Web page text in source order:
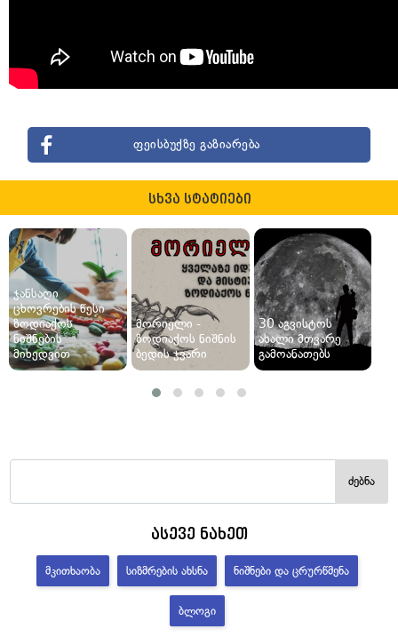
ფეისბუქზე გაზიარება
სხვა სტატიები
ჯანსაღი
ცხოვრების წესი
ზოდიაქოს
ნიშნების
მიხედვით
მორიელი -
ზოდიაქოს ნიშნის
ბედის ჯვარი
30 აგვისტოს
ახალი მთვარე
გამოანათებს
ძებნა
ასევე ნახეთ
ᲛᲙᲘᲗᲮᲐᲝᲑᲐ ᲡᲘᲖᲛᲠᲔᲑᲘᲡ ᲐᲮᲡᲜᲐ ᲜᲘᲨᲜᲔᲑᲘ ᲓᲐ ᲪᲠᲣᲠᲬᲛᲔᲜᲐ
ᲑᲚᲝᲒᲘ